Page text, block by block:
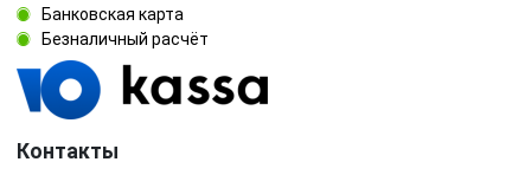
Банковская карта
Безналичный расчёт
Контакты